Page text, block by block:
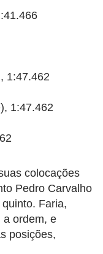
1:47.462
1:47.462
colocações
Pedro Carvalho
Faria,
a ordem, e
posições,